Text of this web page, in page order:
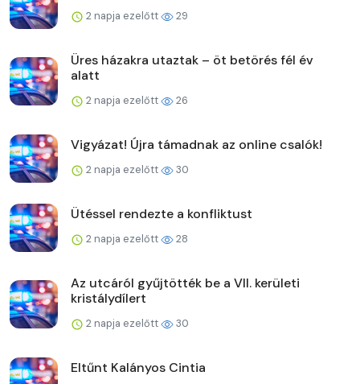
2 napja ezelőtt 29
Üres házakra utaztak – öt betörés fél év
alatt
2 napja ezelőtt 26
Vigyázat! Újra támadnak az online csalók!
2 napja ezelőtt 30
Ütéssel rendezte a konfliktust
2 napja ezelőtt 28
Az utcáról gyűjtötték be a VII. kerületi
kristálydílert
2 napja ezelőtt 30
Eltűnt Kalányos Cintia